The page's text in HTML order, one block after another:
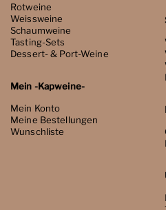
Rotweine
Weissweine
Schaumweine
Tasting-Sets
Dessert- & Port-Weine
Mein -Kapweine-
Mein Konto
Meine Bestellungen
Wunschliste